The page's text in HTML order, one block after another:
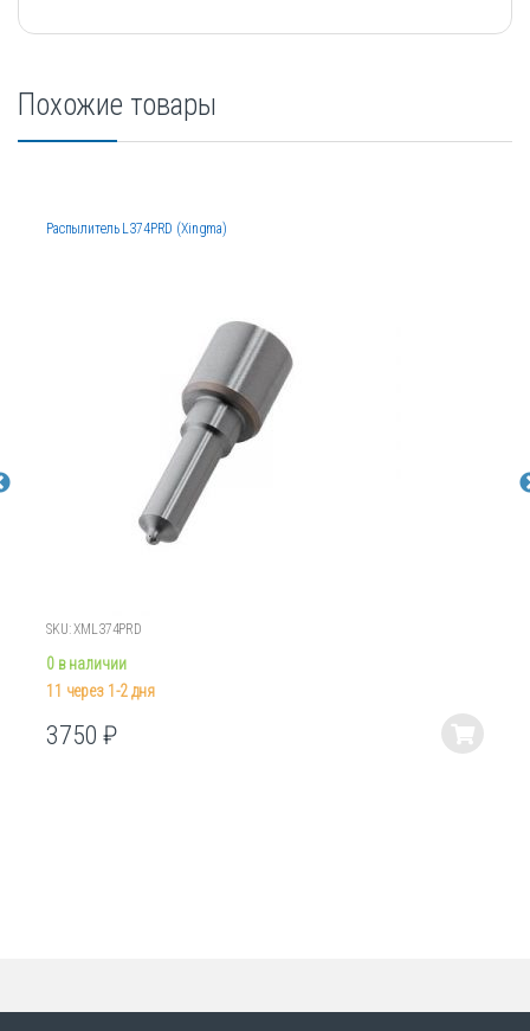
Похожие товары
Распылитель L374PRD (Xingma)
SKU: XML374PRD
0 в наличии
11 через 1-2 дня
3750₽
Этот
товара.